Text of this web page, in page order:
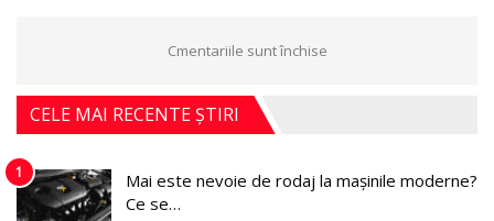
Cmentariile sunt închise
CELE MAI RECENTE ȘTIRI
1
Mai este nevoie de rodaj la mașinile moderne?
Ce se…